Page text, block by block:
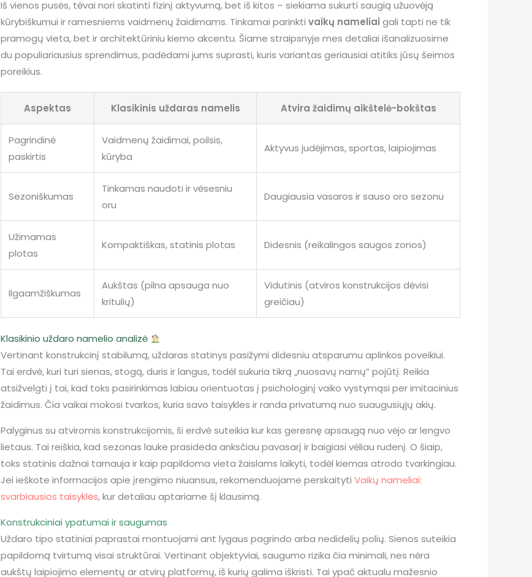
Iš vienos pusės, tėvai nori skatinti fizinį aktyvumą, bet iš kitos – siekiama sukurti saugią užuovėją
kūrybiškumui ir ramesniems vaidmenų žaidimams. Tinkamai parinkti vaikų nameliai gali tapti ne tik
pramogų vieta, bet ir architektūriniu kiemo akcentu. Šiame straipsnyje mes detaliai išanalizuosime
du populiariausius sprendimus, padėdami jums suprasti, kuris variantas geriausiai atitiks jūsų šeimos
poreikius.
Aspektas Klasikinis uždaras namelis Atvira žaidimų aikštelė-bokštas
Pagrindinė
paskirtis
Vaidmenų žaidimai, poilsis,
kūryba
Aktyvus judėjimas, sportas, laipiojimas
Sezoniškumas
Tinkamas naudoti ir vėsesniu
oru
Daugiausia vasaros ir sauso oro sezonu
Užimamas
plotas
Kompaktiškas, statinis plotas Didesnis (reikalingos saugos zonos)
Ilgaamžiškumas
Aukštas (pilna apsauga nuo
kritulių)
Vidutinis (atviros konstrukcijos dėvisi
greičiau)
Klasikinio uždaro namelio analizė
Vertinant konstrukcinį stabilumą, uždaras statinys pasižymi didesniu atsparumu aplinkos poveikiui.
Tai erdvė, kuri turi sienas, stogą, duris ir langus, todėl sukuria tikrą „nuosavų namų” pojūtį. Reikia
atsižvelgti į tai, kad toks pasirinkimas labiau orientuotas į psichologinį vaiko vystymąsi per imitacinius
žaidimus. Čia vaikai mokosi tvarkos, kuria savo taisykles ir randa privatumą nuo suaugusiųjų akių.
Palyginus su atviromis konstrukcijomis, ši erdvė suteikia kur kas geresnę apsaugą nuo vėjo ar lengvo
lietaus. Tai reiškia, kad sezonas lauke prasideda anksčiau pavasarį ir baigiasi vėliau rudenį. O šiaip,
toks statinis dažnai tarnauja ir kaip papildoma vieta žaislams laikyti, todėl kiemas atrodo tvarkingiau.
Jei ieškote informacijos apie įrengimo niuansus, rekomenduojame perskaityti Vaikų nameliai:
svarbiausios taisyklės, kur detaliau aptariame šį klausimą.
Konstrukciniai ypatumai ir saugumas
Uždaro tipo statiniai paprastai montuojami ant lygaus pagrindo arba nedidelių polių. Sienos suteikia
papildomą tvirtumą visai struktūrai. Vertinant objektyviai, saugumo rizika čia minimali, nes nėra
aukštų laipiojimo elementų ar atvirų platformų, iš kurių galima iškristi. Tai ypač aktualu mažesnio